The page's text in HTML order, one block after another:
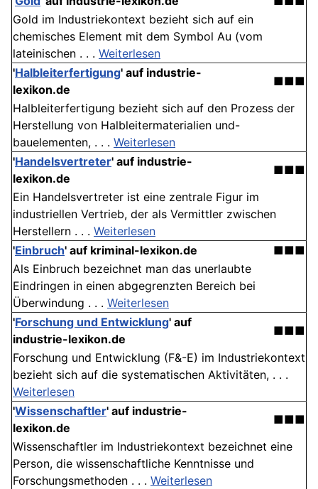
Gold im Industriekontext bezieht sich auf ein
chemisches Element mit dem Symbol Au (vom
lateinischen . . . Weiterlesen
'Halbleiterfertigung' auf industrie-
lexikon.de
■■■
Halbleiterfertigung bezieht sich auf den Prozess der
Herstellung von Halbleitermaterialien und-
bauelementen, . . . Weiterlesen
'Handelsvertreter' auf industrie-
lexikon.de
■■■
Ein Handelsvertreter ist eine zentrale Figur im
industriellen Vertrieb, der als Vermittler zwischen
Herstellern . . . Weiterlesen
'Einbruch' auf kriminal-lexikon.de
■■■
Als Einbruch bezeichnet man das unerlaubte
Eindringen in einen abgegrenzten Bereich bei
Überwindung . . . Weiterlesen
'Forschung und Entwicklung' auf
industrie-lexikon.de
■■■
Forschung und Entwicklung (F&-E) im Industriekontext
bezieht sich auf die systematischen Aktivitäten, . . .
Weiterlesen
'Wissenschaftler' auf industrie-
lexikon.de
■■■
Wissenschaftler im Industriekontext bezeichnet eine
Person, die wissenschaftliche Kenntnisse und
Forschungsmethoden . . . Weiterlesen